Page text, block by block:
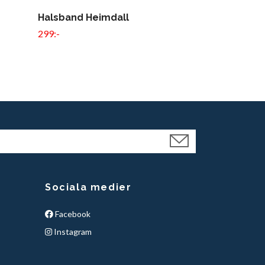
Halsband Heimdall
299:-
Sociala medier
Facebook
Instagram